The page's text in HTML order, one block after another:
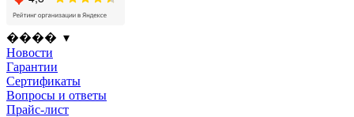
���� ▾
Новости
Гарантии
Сертификаты
Вопросы и ответы
Прайс-лист